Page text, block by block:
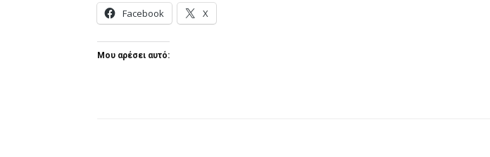
Facebook X
Μου αρέσει αυτό: